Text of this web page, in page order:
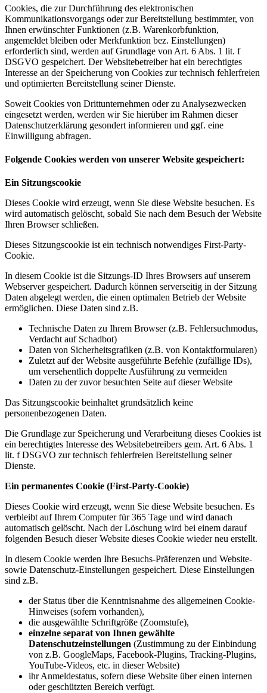
Cookies, die zur Durchführung des elektronischen
Kommunikationsvorgangs oder zur Bereitstellung bestimmter, von
Ihnen erwünschter Funktionen (z.B. Warenkorbfunktion,
angemeldet bleiben oder Merkfunktion bez. Einstellungen)
erforderlich sind, werden auf Grundlage von Art. 6 Abs. 1 lit. f
DSGVO gespeichert. Der Websitebetreiber hat ein berechtigtes
Interesse an der Speicherung von Cookies zur technisch fehlerfreien
und optimierten Bereitstellung seiner Dienste.
Soweit Cookies von Drittunternehmen oder zu Analysezwecken
eingesetzt werden, werden wir Sie hierüber im Rahmen dieser
Datenschutzerklärung gesondert informieren und ggf. eine
Einwilligung abfragen.
Folgende Cookies werden von unserer Website gespeichert:
Ein Sitzungscookie
Dieses Cookie wird erzeugt, wenn Sie diese Website besuchen. Es
wird automatisch gelöscht, sobald Sie nach dem Besuch der Website
Ihren Browser schließen.
Dieses Sitzungscookie ist ein technisch notwendiges First-Party-
Cookie.
In diesem Cookie ist die Sitzungs-ID Ihres Browsers auf unserem
Webserver gespeichert. Dadurch können serverseitig in der Sitzung
Daten abgelegt werden, die einen optimalen Betrieb der Website
ermöglichen. Diese Daten sind z.B.
Technische Daten zu Ihrem Browser (z.B. Fehlersuchmodus,
Verdacht auf Schadbot)
Daten von Sicherheitsgrafiken (z.B. von Kontaktformularen)
Zuletzt auf der Website ausgeführte Befehle (zufällige IDs),
um versehentlich doppelte Ausführung zu vermeiden
Daten zu der zuvor besuchten Seite auf dieser Website
Das Sitzungscookie beinhaltet grundsätzlich keine
personenbezogenen Daten.
Die Grundlage zur Speicherung und Verarbeitung dieses Cookies ist
ein berechtigtes Interesse des Websitebetreibers gem. Art. 6 Abs. 1
lit. f DSGVO zur technisch fehlerfreien Bereitstellung seiner
Dienste.
Ein permanentes Cookie (First-Party-Cookie)
Dieses Cookie wird erzeugt, wenn Sie diese Website besuchen. Es
verbleibt auf Ihrem Computer für 365 Tage und wird danach
automatisch gelöscht. Nach der Löschung wird bei einem darauf
folgenden Besuch dieser Website dieses Cookie wieder neu erstellt.
In diesem Cookie werden Ihre Besuchs-Präferenzen und Website-
sowie Datenschutz-Einstellungen gespeichert. Diese Einstellungen
sind z.B.
der Status über die Kenntnisnahme des allgemeinen Cookie-
Hinweises (sofern vorhanden),
die ausgewählte Schriftgröße (Zoomstufe),
einzelne separat von Ihnen gewählte
Datenschutzeinstellungen (Zustimmung zu der Einbindung
von z.B. GoogleMaps, Facebook-Plugins, Tracking-Plugins,
YouTube-Videos, etc. in dieser Website)
ihr Anmeldestatus, sofern diese Website über einen internen
oder geschützten Bereich verfügt.